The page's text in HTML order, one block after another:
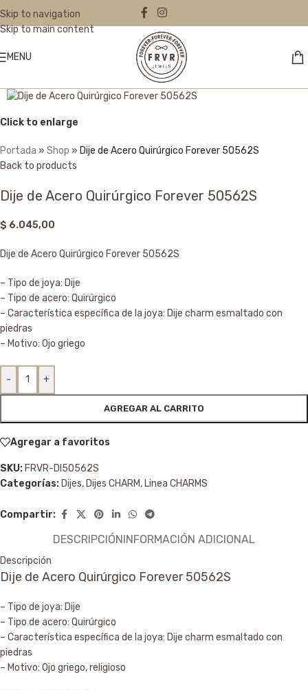
Skip to navigation
Skip to main content
MENU
Click to enlarge
Portada » Shop » Dije de Acero Quirúrgico Forever 50562S
Back to products
Dije de Acero Quirúrgico Forever 50562S
$ 6.045,00
Dije de Acero Quirúrgico Forever 50562S
– Tipo de joya: Dije
– Tipo de acero: Quirúrgico
– Característica específica de la joya: Dije charm esmaltado con
piedras
– Motivo: Ojo griego
- +
AGREGAR AL CARRITO
Agregar a favoritos
SKU: FRVR-DI50562S
Categorías: Dijes, Dijes CHARM, Linea CHARMS
Compartir:
DESCRIPCIÓNINFORMACIÓN ADICIONAL
Descripción
Dije de Acero Quirúrgico Forever 50562S
– Tipo de joya: Dije
– Tipo de acero: Quirúrgico
– Característica específica de la joya: Dije charm esmaltado con
piedras
– Motivo: Ojo griego, religioso